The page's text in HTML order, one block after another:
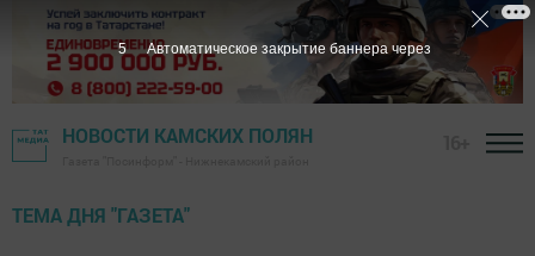
НОВОСТИ КАМСКИХ ПОЛЯН
ТЕМА ДНЯ "ГАЗЕТА"
5 Автоматическое закрытие баннера через